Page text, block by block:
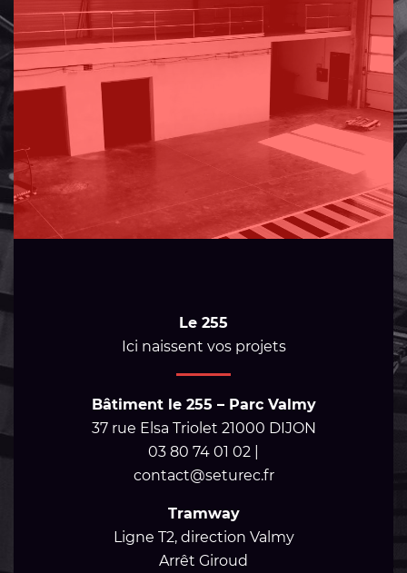
Le 255
Ici naissent vos projets
Bâtiment le 255 – Parc Valmy
37 rue Elsa Triolet 21000 DIJON
03 80 74 01 02 |
contact@seturec.fr
Tramway
Ligne T2, direction Valmy
Arrêt Giroud